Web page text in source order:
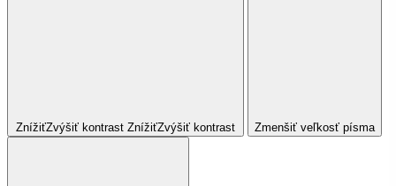
ZnížiťZvýšiť kontrast ZnížiťZvýšiť kontrast Zmenšiť veľkosť písma